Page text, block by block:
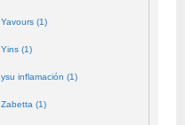
Yavours (1)
Yins (1)
ysu inflamación (1)
Zabetta (1)